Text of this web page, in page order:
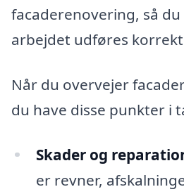
facaderenovering, så
arbejdet udføres
Når du overvejer
du have disse punkter i
Skader og
er revner,